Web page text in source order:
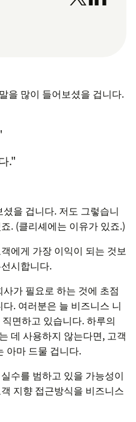
을 많이 들어보셨을 겁니다.
."
을 겁니다. 저도 그렇습니
. (클리셰에는 이유가 있죠.)
에게 가장 이익이 되는 것보
시합니다.
가 필요로 하는 것에 초점
. 여러분은 늘 비즈니스 니
면하고 있습니다. 하루의
데 사용하지 않는다면, 고객
아마 드물 겁니다.
수를 범하고 있을 가능성이
지향 접근방식을 비즈니스